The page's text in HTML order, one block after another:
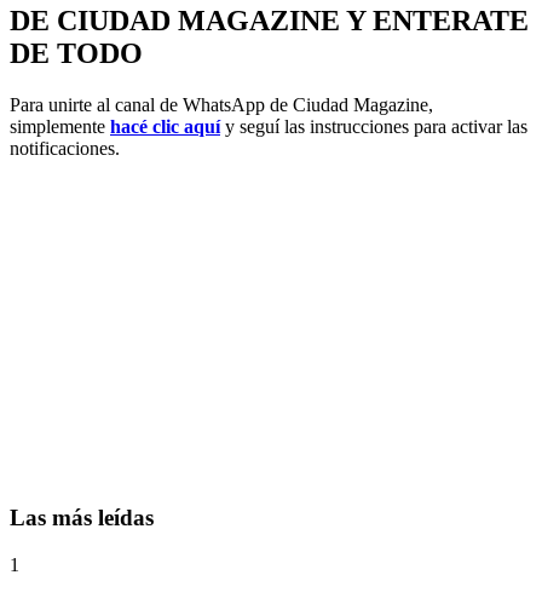
DE CIUDAD MAGAZINE Y ENTERATE
DE TODO
Para unirte al canal de WhatsApp de Ciudad Magazine,
simplemente hacé clic aquíy seguí las instrucciones para activar las
notificaciones.
Las más leídas
1